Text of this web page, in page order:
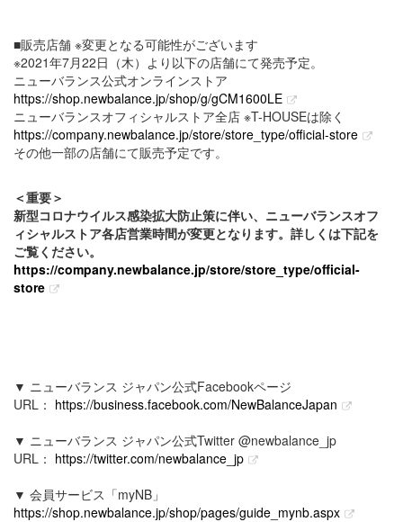
■販売店舗 ※変更となる可能性がございます
※2021年7月22日（木）より以下の店舗にて発売予定。
ニューバランス公式オンラインストア
https://shop.newbalance.jp/shop/g/gCM1600LE
ニューバランスオフィシャルストア全店 ※T-HOUSEは除く
https://company.newbalance.jp/store/store_type/official-store
その他一部の店舗にて販売予定です。
＜重要＞
新型コロナウイルス感染拡大防止策に伴い、ニューバランスオフ
ィシャルストア各店営業時間が変更となります。詳しくは下記を
ご覧ください。
https://company.newbalance.jp/store/store_type/official-
store
▼ ニューバランス ジャパン公式Facebookページ
URL： https://business.facebook.com/NewBalanceJapan
▼ ニューバランス ジャパン公式Twitter @newbalance_jp
URL： https://twitter.com/newbalance_jp
▼ 会員サービス「myNB」
https://shop.newbalance.jp/shop/pages/guide_mynb.aspx